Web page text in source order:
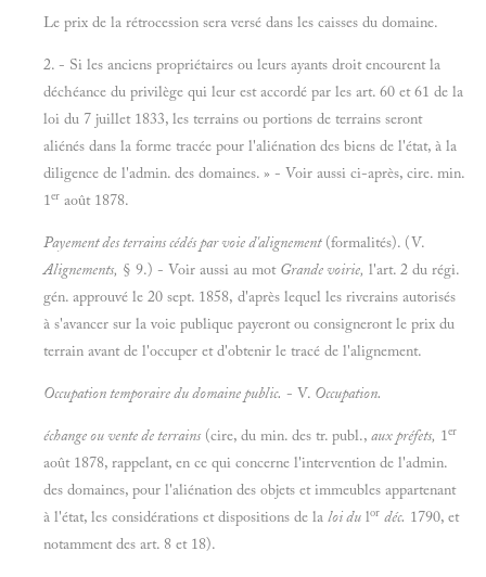
Le prix de la rétrocession sera versé dans les caisses du domaine.
2. - Si les anciens propriétaires ou leurs ayants droit encourent la
déchéance du privilège qui leur est accordé par les art. 60 et 61 de la
loi du 7 juillet 1833, les terrains ou portions de terrains seront
aliénés dans la forme tracée pour l'aliénation des biens de l'état, à la
diligence de l'admin. des domaines. » - Voir aussi ci-après, cire. min.
1er août 1878.
Payement des terrains cédés par voie d'alignement(formalités). (V.
Alignements, § 9.) - Voir aussi au mot Grande voirie, l'art. 2 du régi.
gén. approuvé le 20 sept. 1858, d'après lequel les riverains autorisés
à s'avancer sur la voie publique payeront ou consigneront le prix du
terrain avant de l'occuper et d'obtenir le tracé de l'alignement.
Occupation temporaire du domaine public. - V. Occupation.
échange ou vente de terrains (cire, du min. des tr. publ., aux préfets, 1er
août 1878, rappelant, en ce qui concerne l'intervention de l'admin.
des domaines, pour l'aliénation des objets et immeubles appartenant
à l'état, les considérations et dispositions de la loi du lor déc. 1790, et
notamment des art. 8 et 18).